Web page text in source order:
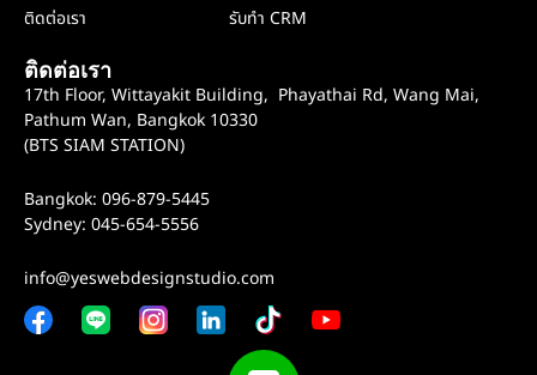
ติดต่อเรา
รับทำ CRM
ติดต่อเรา
17th Floor, Wittayakit Building, Phayathai Rd, Wang Mai,
Pathum Wan, Bangkok 10330
(BTS SIAM STATION)
Bangkok: 096-879-5445
Sydney: 045-654-5556
info@yeswebdesignstudio.com